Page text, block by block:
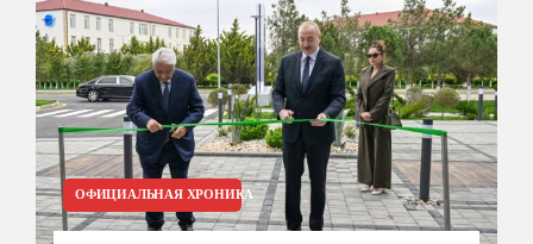
ОФИЦИАЛЬНАЯ ХРОНИКА